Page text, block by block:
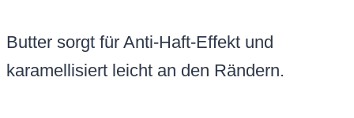
Butter sorgt für Anti-Haft-Effekt und
karamellisiert leicht an den Rändern.